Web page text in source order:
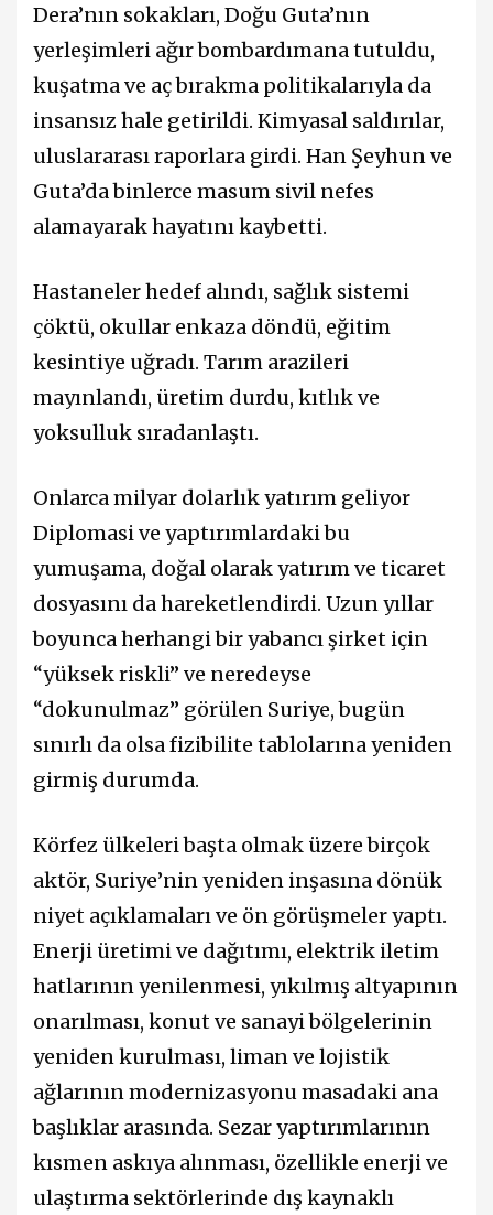
Dera’nın sokakları, Doğu Guta’nın
yerleşimleri ağır bombardımana tutuldu,
kuşatma ve aç bırakma politikalarıyla da
insansız hale getirildi. Kimyasal saldırılar,
uluslararası raporlara girdi. Han Şeyhun ve
Guta’da binlerce masum sivil nefes
alamayarak hayatını kaybetti.
Hastaneler hedef alındı, sağlık sistemi
çöktü, okullar enkaza döndü, eğitim
kesintiye uğradı. Tarım arazileri
mayınlandı, üretim durdu, kıtlık ve
yoksulluk sıradanlaştı.
Onlarca milyar dolarlık yatırım geliyor
Diplomasi ve yaptırımlardaki bu
yumuşama, doğal olarak yatırım ve ticaret
dosyasını da hareketlendirdi. Uzun yıllar
boyunca herhangi bir yabancı şirket için
“yüksek riskli” ve neredeyse
“dokunulmaz” görülen Suriye, bugün
sınırlı da olsa fizibilite tablolarına yeniden
girmiş durumda.
Körfez ülkeleri başta olmak üzere birçok
aktör, Suriye’nin yeniden inşasına dönük
niyet açıklamaları ve ön görüşmeler yaptı.
Enerji üretimi ve dağıtımı, elektrik iletim
hatlarının yenilenmesi, yıkılmış altyapının
onarılması, konut ve sanayi bölgelerinin
yeniden kurulması, liman ve lojistik
ağlarının modernizasyonu masadaki ana
başlıklar arasında. Sezar yaptırımlarının
kısmen askıya alınması, özellikle enerji ve
ulaştırma sektörlerinde dış kaynaklı